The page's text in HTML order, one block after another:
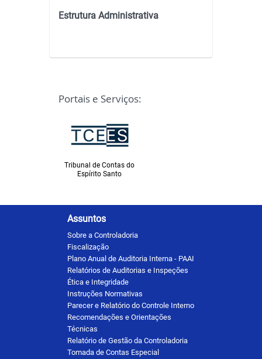
Estrutura Administrativa
Portais e Serviços:
Tribunal de Contas do
Espírito Santo
Assuntos
Sobre a Controladoria
Fiscalização
Plano Anual de Auditoria Interna - PAAI
Relatórios de Auditorias e Inspeções
Ética e Integridade
Instruções Normativas
Parecer e Relatório do Controle Interno
Recomendações e Orientações
Técnicas
Relatório de Gestão da Controladoria
Tomada de Contas Especial